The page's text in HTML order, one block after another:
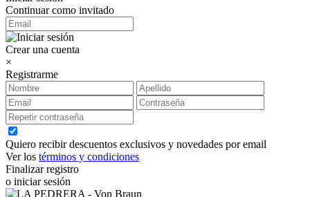
Continuar como invitado
Crear una cuenta
×
Registrarme
Quiero recibir descuentos exclusivos y novedades por email
Ver los términos y condiciones
Finalizar registro
o iniciar sesión